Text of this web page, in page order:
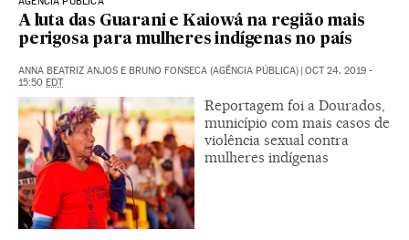
A luta das Guarani e Kaiowá na região mais
perigosa para mulheres indígenas no país
ANNA BEATRIZ ANJOS E BRUNO FONSECA (AGÊNCIA PÚBLICA) | OCT 24, 2019 -
15:50 EDT
Reportagem foi a Dourados,
município com mais casos de
violência sexual contra
mulheres indígenas